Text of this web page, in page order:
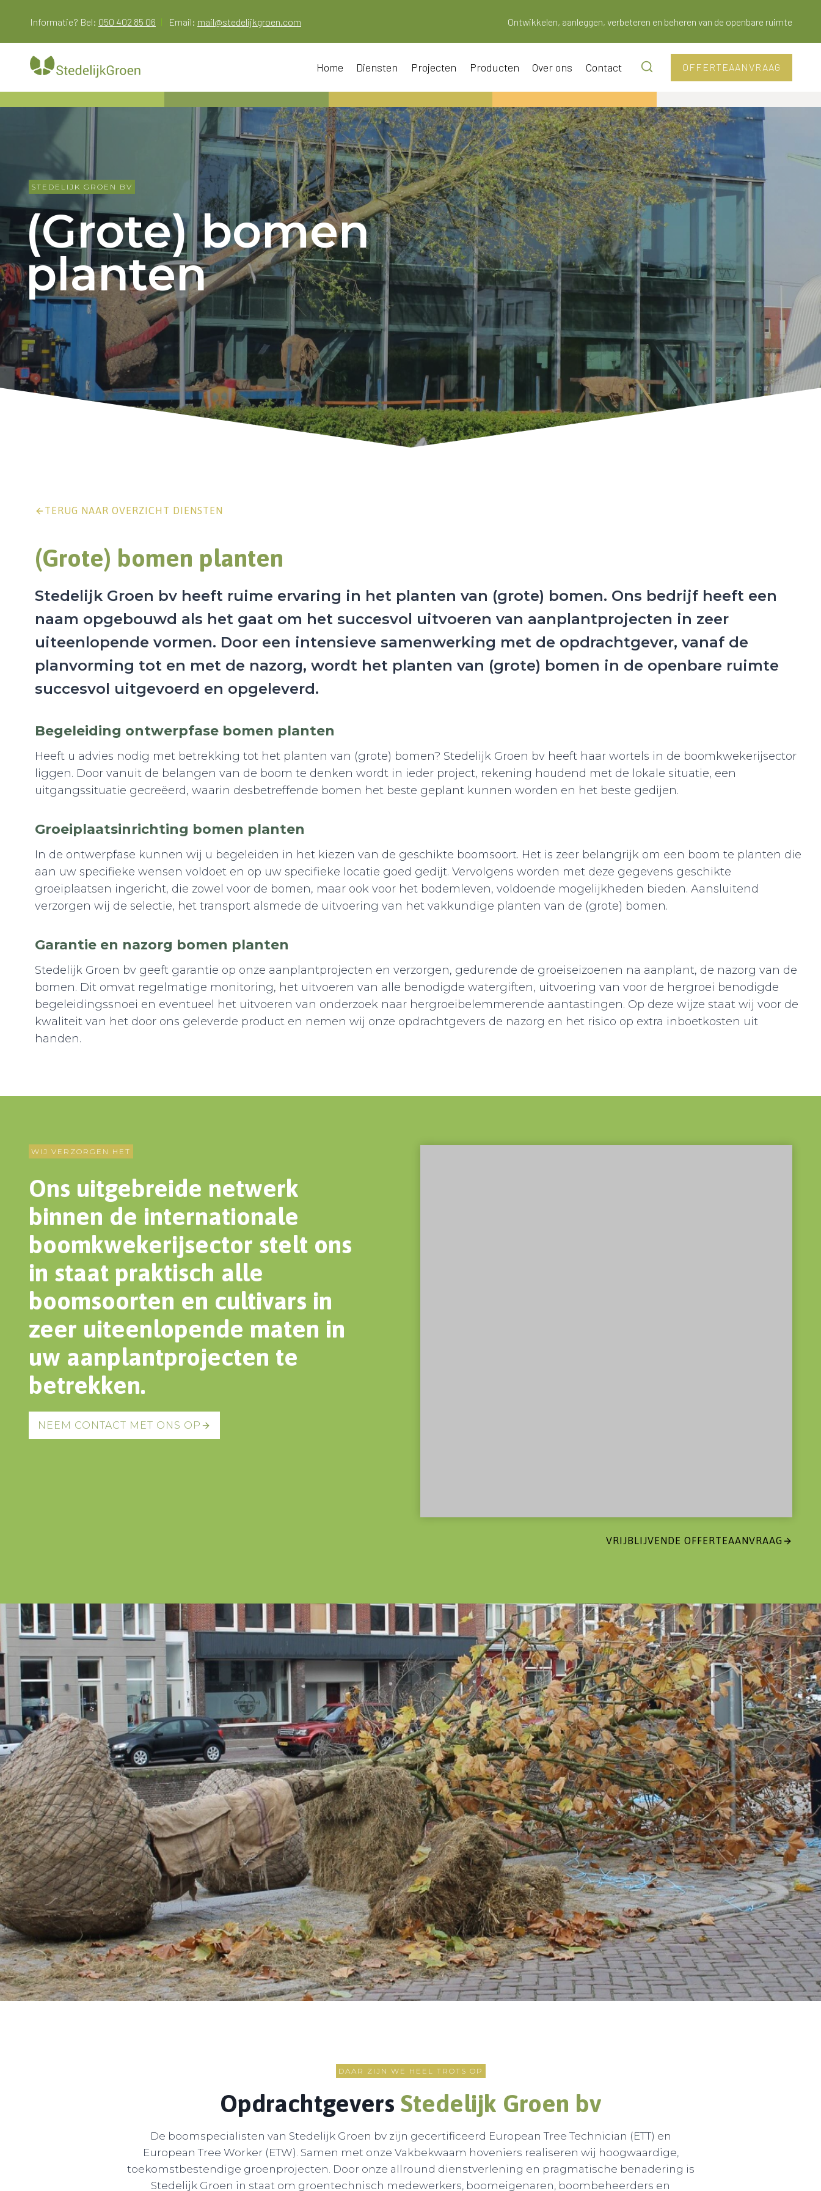
Informatie? Bel: 050 402 85 06 | Email: mail@stedelijkgroen.com Ontwikkelen, aanleggen, verbeteren en beheren van de openbare ruimte
Home Diensten Projecten Producten Over ons Contact OFFERTEAANVRAAG
STEDELIJK GROEN BV
(Grote) bomen
planten
TERUG NAAR OVERZICHT DIENSTEN
(Grote) bomen planten
Stedelijk Groen bv heeft ruime ervaring in het planten van (grote) bomen. Ons bedrijf heeft een
naam opgebouwd als het gaat om het succesvol uitvoeren van aanplantprojecten in zeer
uiteenlopende vormen. Door een intensieve samenwerking met de opdrachtgever, vanaf de
planvorming tot en met de nazorg, wordt het planten van (grote) bomen in de openbare ruimte
succesvol uitgevoerd en opgeleverd.
Begeleiding ontwerpfase bomen planten
Heeft u advies nodig met betrekking tot het planten van (grote) bomen? Stedelijk Groen bv heeft haar wortels in de boomkwekerijsector
liggen. Door vanuit de belangen van de boom te denken wordt in ieder project, rekening houdend met de lokale situatie, een
uitgangssituatie gecreëerd, waarin desbetreffende bomen het beste geplant kunnen worden en het beste gedijen.
Groeiplaatsinrichting bomen planten
In de ontwerpfase kunnen wij u begeleiden in het kiezen van de geschikte boomsoort. Het is zeer belangrijk om een boom te planten die
aan uw specifieke wensen voldoet en op uw specifieke locatie goed gedijt. Vervolgens worden met deze gegevens geschikte
groeiplaatsen ingericht, die zowel voor de bomen, maar ook voor het bodemleven, voldoende mogelijkheden bieden. Aansluitend
verzorgen wij de selectie, het transport alsmede de uitvoering van het vakkundige planten van de (grote) bomen.
Garantie en nazorg bomen planten
Stedelijk Groen bv geeft garantie op onze aanplantprojecten en verzorgen, gedurende de groeiseizoenen na aanplant, de nazorg van de
bomen. Dit omvat regelmatige monitoring, het uitvoeren van alle benodigde watergiften, uitvoering van voor de hergroei benodigde
begeleidingssnoei en eventueel het uitvoeren van onderzoek naar hergroeibelemmerende aantastingen. Op deze wijze staat wij voor de
kwaliteit van het door ons geleverde product en nemen wij onze opdrachtgevers de nazorg en het risico op extra inboetkosten uit
handen.
WIJ VERZORGEN HET
Ons uitgebreide netwerk
binnen de internationale
boomkwekerijsector stelt ons
in staat praktisch alle
boomsoorten en cultivars in
zeer uiteenlopende maten in
uw aanplantprojecten te
betrekken.
NEEM CONTACT MET ONS OP
VRIJBLIJVENDE OFFERTEAANVRAAG
DAAR ZIJN WE HEEL TROTS OP
Opdrachtgevers Stedelijk Groen bv
De boomspecialisten van Stedelijk Groen bv zijn gecertificeerd European Tree Technician (ETT) en
European Tree Worker (ETW). Samen met onze Vakbekwaam hoveniers realiseren wij hoogwaardige,
toekomstbestendige groenprojecten. Door onze allround dienstverlening en pragmatische benadering is
Stedelijk Groen in staat om groentechnisch medewerkers, boomeigenaren, boombeheerders en